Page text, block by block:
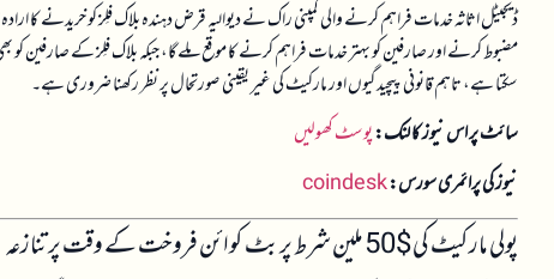
ڈیجیٹل اثاثہ خدمات فراہم کرنے والی کمپنی راک نے دیوالیہ قرض دہندہ بلاک فلِز کو خریدنے
مضبوط کرنے اور صارفین کو بہتر خدمات فراہم کرنے کا موقع ملے گا، جبکہ بلاک فلِز کے صارفین کو
سکتا ہے، تاہم قانونی پیچیدگیوں اور مارکیٹ کی غیر یقینی صورتحال پر نظر رکھنا ضروری ہے۔
سائٹ پر اس نیوز کا لنک:پوسٹ کھولیں
نیوز کی پرائمری سورس:coindesk
پولی مارکیٹ کی $50 ملین شرط پر بٹ کوائن فروخت کے وقت پر تنازعہ